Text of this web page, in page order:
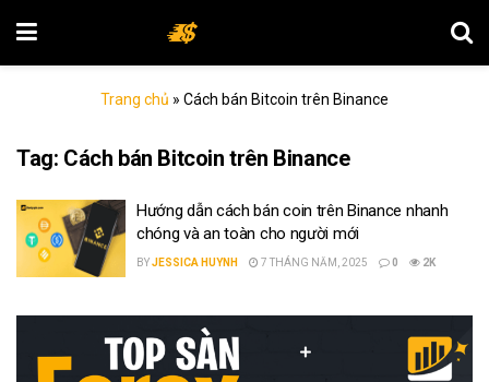
Trang chủ » Cách bán Bitcoin trên Binance
Tag: Cách bán Bitcoin trên Binance
Hướng dẫn cách bán coin trên Binance nhanh
chóng và an toàn cho người mới
BYJESSICA HUYNH 7 THÁNG NĂM, 2025 0 2K